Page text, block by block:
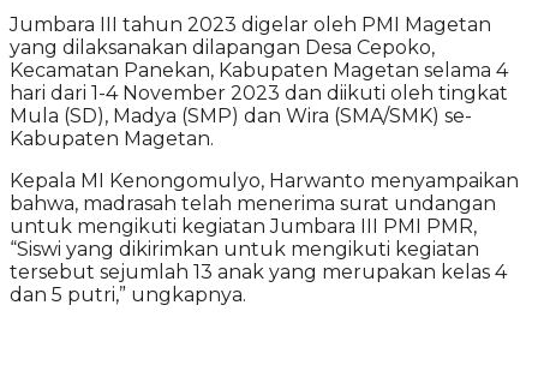
Jumbara III tahun 2023 digelar oleh PMI Magetan
yang dilaksanakan dilapangan Desa Cepoko,
Kecamatan Panekan, Kabupaten Magetan selama 4
hari dari 1-4 November 2023 dan diikuti oleh tingkat
Mula (SD), Madya (SMP) dan Wira (SMA/SMK) se-
Kabupaten Magetan.
Kepala MI Kenongomulyo, Harwanto menyampaikan
bahwa, madrasah telah menerima surat undangan
untuk mengikuti kegiatan Jumbara III PMI PMR,
“Siswi yang dikirimkan untuk mengikuti kegiatan
tersebut sejumlah 13 anak yang merupakan kelas 4
dan 5 putri,” ungkapnya.